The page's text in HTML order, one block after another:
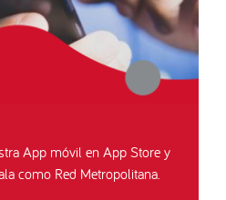
App móvil en App Store y
como Red Metropolitana.